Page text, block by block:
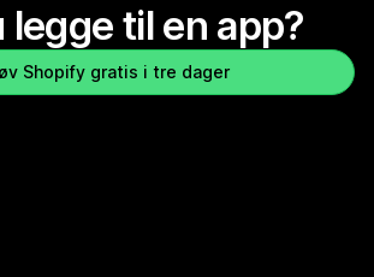
legge til en app?
Shopify gratis i tre dager